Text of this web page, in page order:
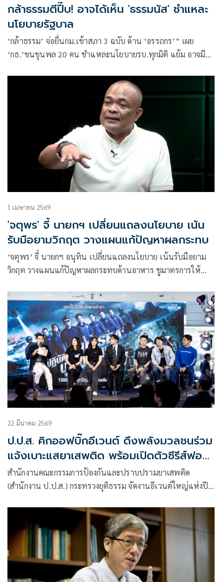
กล้าธรรมตีปี๊บ! อาจได้เห็น 'ธรรมนัส' ชำแหละ
นโยบายรัฐบาล
‘กล้าธรรม’ จ่อยื่นกม.เข้าสภา 3 ฉบับ ด้าน ‘อรรถกร’” เผย
‘กธ.’ขนขุนพล 20 คน ชำแหละนโยบายรบ.ทุกมิติ แย้ม อาจมี
1 เมษายน 2569
'จตุพร' จี้ นายกฯ เปลี่ยนแถลงนโยบาย เน้น
รับมือยามวิกฤต วางแผนแก้ปัญหาผลกระทบ
‘จตุพร’ จี้ นายกฯ อนุทิน เปลี่ยนแถลงนโยบาย เน้นรับมือยาม
วิกฤต วางแผนแก้ปัญหาผลกระทบด้านอาหาร ชูมาตรการให้
พวกเห็นแก่ตัว ทิ้งคนไทยหิวโซ ต้องพึ่งตนเอง ส่วนกลุ่มทุนปาก
พะงาบรอโกยกำไร บี้รื้อโครงสร้างพลังงานก่อนจะไปไม่รอด
22 มีนาคม 2569
ป.ป.ส. คิกออฟบิ๊กอีเวนต์ ดึงพลังมวลชนร่วม
แจ้งเบาะแสยาเสพติด พร้อมเปิดตัวซีรีส์ฟอร์ม
ยักษ์ ONCB Mission 'ปฏิบัติการ IN SEA บุก
เกาะนรก'
สำนักงานคณะกรรมการป้องกันและปราบปรามยาเสพติด
(สำนักงาน ป.ป.ส.) กระทรวงยุติธรรม จัดงานอีเวนต์ใหญ่แห่งปี
ค้าฟิวเจอร์พาร์ค รังสิต